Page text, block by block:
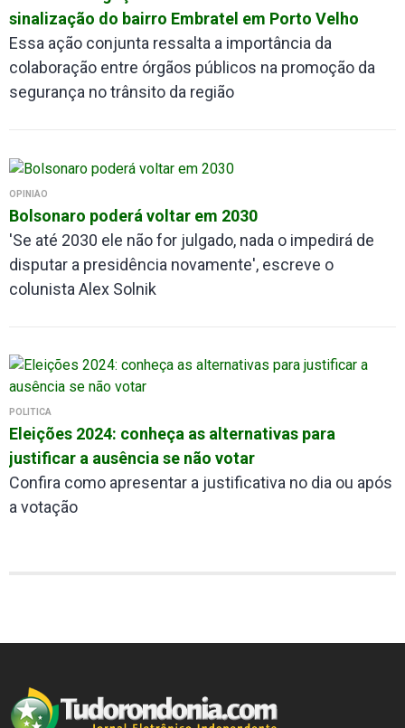
sinalização do bairro Embratel em Porto Velho
Essa ação conjunta ressalta a importância da
colaboração entre órgãos públicos na promoção da
segurança no trânsito da região
OPINIÃO
Bolsonaro poderá voltar em 2030
'Se até 2030 ele não for julgado, nada o impedirá de
disputar a presidência novamente', escreve o
colunista Alex Solnik
POLÍTICA
Eleições 2024: conheça as alternativas para
justificar a ausência se não votar
Confira como apresentar a justificativa no dia ou após
a votação